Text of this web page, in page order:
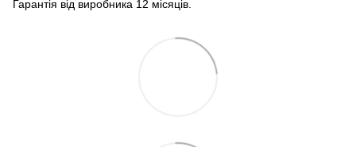
Гарантія від виробника 12 місяців.